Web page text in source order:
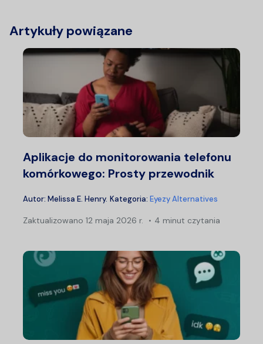
Artykuły powiązane
Aplikacje do monitorowania telefonu
komórkowego: Prosty przewodnik
Autor: Melissa E. Henry. Kategoria: Eyezy Alternatives
Zaktualizowano 12 maja 2026 r. 4 minut czytania